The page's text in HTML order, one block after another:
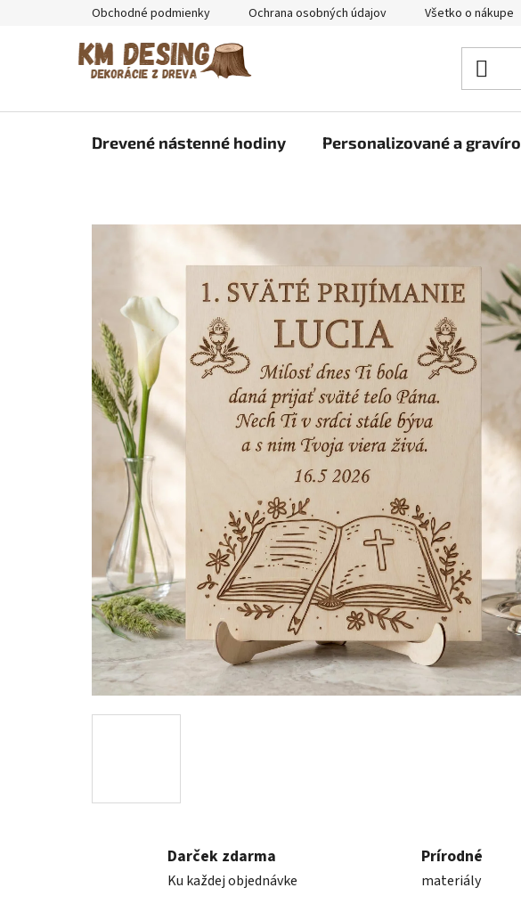
Obchodné podmienky Ochrana osobných údajov Všetko o nákupe
Drevené nástenné hodiny Personalizované a
Darček zdarma
Ku každej objednávke
Prírodné
materiály